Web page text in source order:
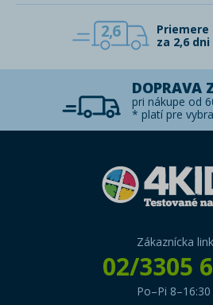
2,6
Priemere
za 2,6 dni
DOPRAVA
pri nákupe od
* platí pre
Zákaznícka
02/3305
Po–Pi 8–16:30